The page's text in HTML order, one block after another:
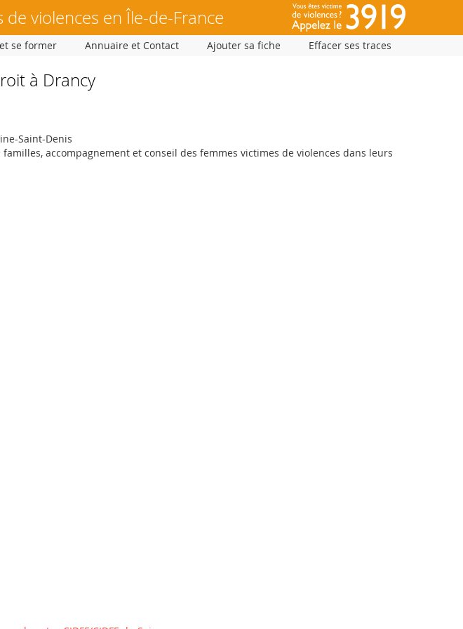
violences en Île-de-France
à Drancy
Saint-Denis
accompagnement et conseil des femmes victimes de violences dans leurs
se former Annuaire et Contact Ajouter sa fiche
Effacer ses traces